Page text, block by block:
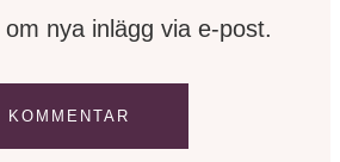
nya inlägg via e-post.